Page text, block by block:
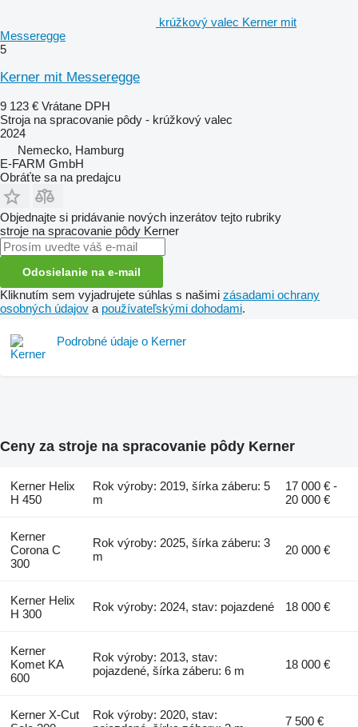
krúžkový valec Kerner mit
Messeregge
5
Kerner mit Messeregge
9 123 € Vrátane DPH
Stroja na spracovanie pôdy - krúžkový valec
2024
Nemecko, Hamburg
E-FARM GmbH
Obráťte sa na predajcu
Objednajte si pridávanie nových inzerátov tejto rubriky
stroje na spracovanie pôdy Kerner
Odosielanie na e-mail
Kliknutím sem vyjadrujete súhlas s našimi zásadami ochrany
osobných údajov a používateľskými dohodami.
Podrobné údaje o Kerner
Ceny za stroje na spracovanie pôdy Kerner
Kerner Helix
H 450
Rok výroby: 2019, šírka záberu: 5
m
17 000 € -
20 000 €
Kerner
Corona C
300
Rok výroby: 2025, šírka záberu: 3
m
20 000 €
Kerner Helix
H 300
Rok výroby: 2024, stav: pojazdené 18 000 €
Kerner
Komet KA
600
Rok výroby: 2013, stav:
pojazdené, šírka záberu: 6 m
18 000 €
Kerner X-Cut
Rok výroby: 2020, stav:
7 500 €